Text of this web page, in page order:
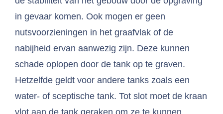
in gevaar komen. Ook mogen er geen
nutsvoorzieningen in het graafvlak of de
nabijheid ervan aanwezig zijn. Deze kunnen
schade oplopen door de tank op te graven.
Hetzelfde geldt voor andere tanks zoals een
water- of sceptische tank. Tot slot moet de kraan
vlot aan de tank geraken om ze te kunnen